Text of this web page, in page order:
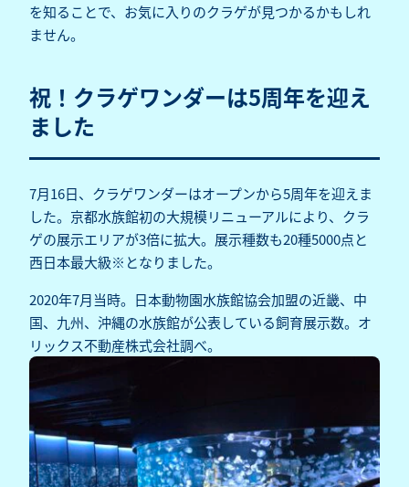
を知ることで、お気に入りのクラゲが見つかるかもしれ
ません。
祝！クラゲワンダーは5周年を迎え
ました
7月16日、クラゲワンダーはオープンから5周年を迎えま
した。京都水族館初の大規模リニューアルにより、クラ
ゲの展示エリアが3倍に拡大。展示種数も20種5000点と
西日本最大級※となりました。
2020年7月当時。日本動物園水族館協会加盟の近畿、中
国、九州、沖縄の水族館が公表している飼育展示数。オ
リックス不動産株式会社調べ。